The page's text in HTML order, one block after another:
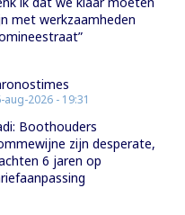
met werkzaamheden
aug-2026 - 19:31
Boothouders
zijn desperate,
6 jaren op